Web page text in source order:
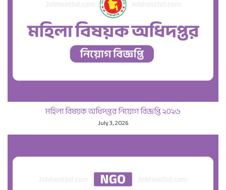
মহিলা বিষয়ক অধিদপ্তর নিয়োগ বিজ্ঞপ্তি ২০২৬
July 3, 2026